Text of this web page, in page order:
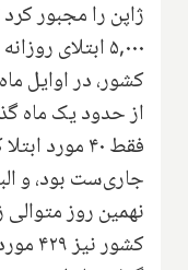
ژاپن را مجبور
کشور، در اوایل
از حدود یک ماه
فقط ۴۰
جاری‌ست بود، و